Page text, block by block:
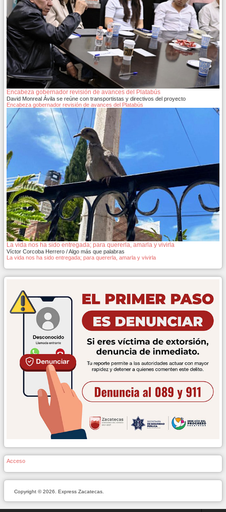
Encabeza gobernador revisión de avances del Platabús
David Monreal Ávila se reúne con transportistas y directivos del proyecto
Encabeza gobernador revisión de avances del Platabús
La vida nos ha sido entregada; para quererla, amarla y vivirla
Víctor Corcoba Herrero / Algo más que palabras
La vida nos ha sido entregada; para quererla, amarla y vivirla
Acceso
Copyright © 2026. Express Zacatecas.